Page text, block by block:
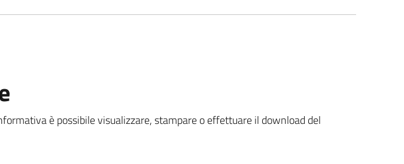
è possibile visualizzare, stampare o effettuare il download del